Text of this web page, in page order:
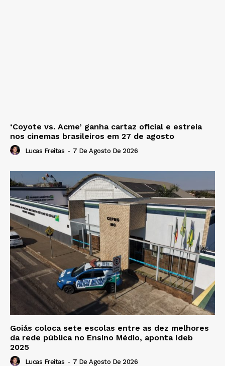
‘Coyote vs. Acme’ ganha cartaz oficial e estreia
nos cinemas brasileiros em 27 de agosto
Lucas Freitas - 7 De Agosto De 2026
Goiás coloca sete escolas entre as dez melhores
da rede pública no Ensino Médio, aponta Ideb
2025
Lucas Freitas - 7 De Agosto De 2026